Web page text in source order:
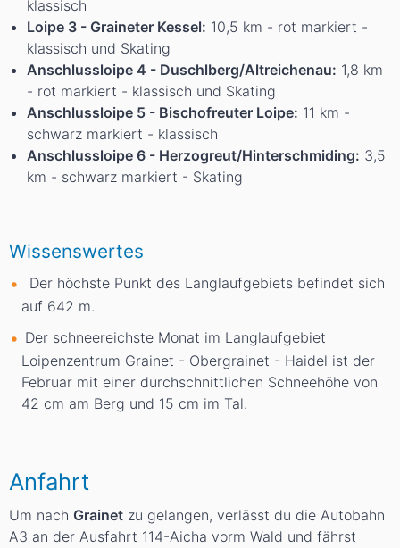
klassisch
Loipe 3 - Graineter Kessel: 10,5 km - rot markiert -
klassisch und Skating
Anschlussloipe 4 - Duschlberg/Altreichenau: 1,8 km
- rot markiert - klassisch und Skating
Anschlussloipe 5 - Bischofreuter Loipe: 11 km -
schwarz markiert - klassisch
Anschlussloipe 6 - Herzogreut/Hinterschmiding: 3,5
km - schwarz markiert - Skating
Wissenswertes
Der höchste Punkt des Langlaufgebiets befindet sich
auf 642 m.
Der schneereichste Monat im Langlaufgebiet
Loipenzentrum Grainet - Obergrainet - Haidel ist der
Februar mit einer durchschnittlichen Schneehöhe von
42 cm am Berg und 15 cm im Tal.
Anfahrt
Um nach Grainet zu gelangen, verlässt du die Autobahn
A3 an der Ausfahrt 114-Aicha vorm Wald und fährst